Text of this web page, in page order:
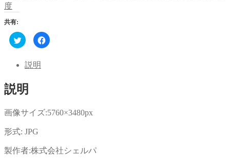
度
共有:
ク
リ
し
て
で
共
有
い
ウ
ン
ド
で
開
Facebook
で
し
て
(新
し
説明
説明
画像サイズ:5760×3480px
形式: JPG
製作者:株式会社シェルパ